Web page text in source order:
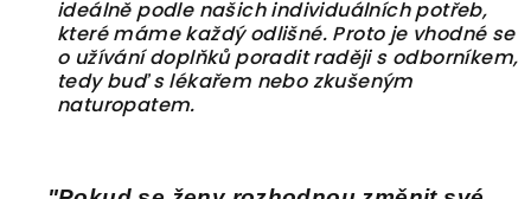
ideálně podle našich individuálních potřeb,
které máme každý odlišné. Proto je vhodné se
o užívání doplňků poradit raději s odborníkem,
tedy buď s lékařem nebo zkušeným
naturopatem.